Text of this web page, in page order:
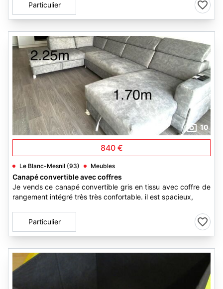
Particulier
10
840 €
Le Blanc-Mesnil (93) Meubles
Canapé convertible avec coffres
Je vends ce canapé convertible gris en tissu avec coffre de
rangement intégré très très confortable. il est spacieux,
Particulier